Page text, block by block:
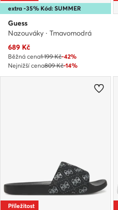
extra -35% Kód: SUMMER
Guess
Nazouváky · Tmavomodrá
Aktuální cena
689 Kč
Běžná cena1 199 Kč-42%
Nejnižší cena809 Kč-14%
Příležitost